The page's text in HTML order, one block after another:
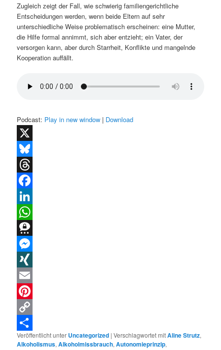
Zugleich zeigt der Fall, wie schwierig familiengerichtliche
Entscheidungen werden, wenn beide Eltern auf sehr
unterschiedliche Weise problematisch erscheinen: eine Mutter,
die Hilfe formal annimmt, sich aber entzieht; ein Vater, der
versorgen kann, aber durch Starrheit, Konflikte und mangelnde
Kooperation auffällt.
Podcast: Play in new window | Download
X
Bluesky
Threads
Facebook
LinkedIn
WhatsApp
Threema
Messenger
XING
Email
Pinterest
Copy
Link
Teilen
Veröffentlicht unter Uncategorized |Verschlagwortet mitAline Strutz,
Alkoholismus,Alkoholmissbrauch,Autonomieprinzip,